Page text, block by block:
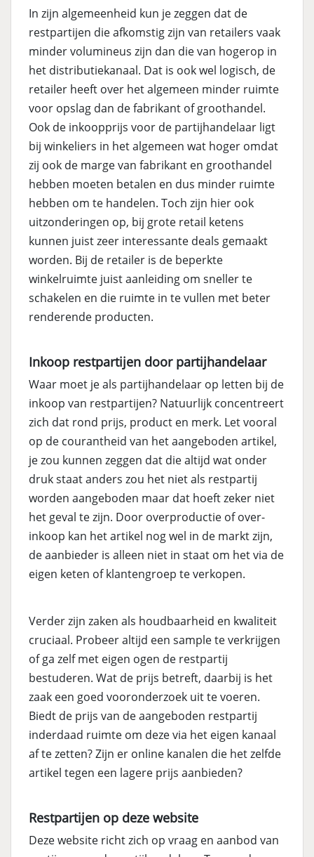
In zijn algemeenheid kun je zeggen dat de
restpartijen die afkomstig zijn van retailers vaak
minder volumineus zijn dan die van hogerop in
het distributiekanaal. Dat is ook wel logisch, de
retailer heeft over het algemeen minder ruimte
voor opslag dan de fabrikant of groothandel.
Ook de inkoopprijs voor de partijhandelaar ligt
bij winkeliers in het algemeen wat hoger omdat
zij ook de marge van fabrikant en groothandel
hebben moeten betalen en dus minder ruimte
hebben om te handelen. Toch zijn hier ook
uitzonderingen op, bij grote retail ketens
kunnen juist zeer interessante deals gemaakt
worden. Bij de retailer is de beperkte
winkelruimte juist aanleiding om sneller te
schakelen en die ruimte in te vullen met beter
renderende producten.
Inkoop restpartijen door partijhandelaar
Waar moet je als partijhandelaar op letten bij de
inkoop van restpartijen? Natuurlijk concentreert
zich dat rond prijs, product en merk. Let vooral
op de courantheid van het aangeboden artikel,
je zou kunnen zeggen dat die altijd wat onder
druk staat anders zou het niet als restpartij
worden aangeboden maar dat hoeft zeker niet
het geval te zijn. Door overproductie of over-
inkoop kan het artikel nog wel in de markt zijn,
de aanbieder is alleen niet in staat om het via de
eigen keten of klantengroep te verkopen.
Verder zijn zaken als houdbaarheid en kwaliteit
cruciaal. Probeer altijd een sample te verkrijgen
of ga zelf met eigen ogen de restpartij
bestuderen. Wat de prijs betreft, daarbij is het
zaak een goed vooronderzoek uit te voeren.
Biedt de prijs van de aangeboden restpartij
inderdaad ruimte om deze via het eigen kanaal
af te zetten? Zijn er online kanalen die het zelfde
artikel tegen een lagere prijs aanbieden?
Restpartijen op deze website
Deze website richt zich op vraag en aanbod van